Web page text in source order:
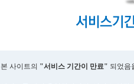
본 사이트의 "서비스 기간이 만료" 되었음